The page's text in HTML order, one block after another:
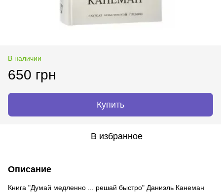
В наличии
650 грн
Купить
В избранное
Описание
Книга "Думай медленно ... решай быстро" Даниэль Канеман